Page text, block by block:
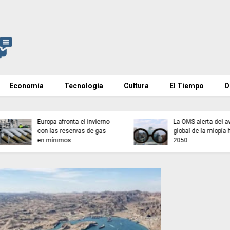
Economía Tecnología Cultura El Tiempo
Aíslan en Galicia a un
turista tras dar positivo
por hantavirus
culpar públicamente a
Marruecos por la crisis
migratoria de Ceuta